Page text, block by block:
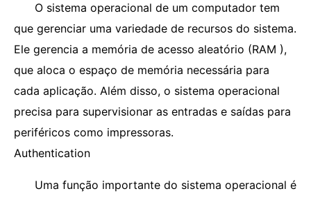
O sistema operacional de um computador tem
que gerenciar uma variedade de recursos do sistema.
Ele gerencia a memória de acesso aleatório (RAM ),
que aloca o espaço de memória necessária para
cada aplicação. Além disso, o sistema operacional
precisa para supervisionar as entradas e saídas para
periféricos como impressoras.
Authentication
Uma função importante do sistema operacional é